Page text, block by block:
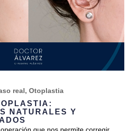
NATURALES Y
real, Otoplastia
que nos permite corregir